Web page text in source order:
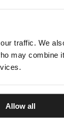
traffic. We
may combine
Allow all